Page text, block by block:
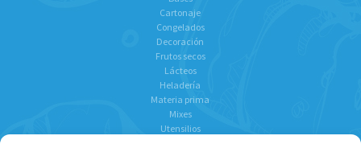
Cartonaje
Congelados
Decoración
Frutos secos
Lácteos
Heladería
Materia prima
Mixes
Utensilios